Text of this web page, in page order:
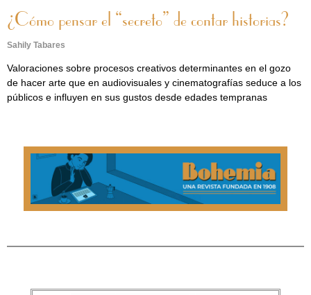
¿Cómo pensar el “secreto” de contar historias?
Sahily Tabares
Valoraciones sobre procesos creativos determinantes en el gozo
de hacer arte que en audiovisuales y cinematografías seduce a los
públicos e influyen en sus gustos desde edades tempranas